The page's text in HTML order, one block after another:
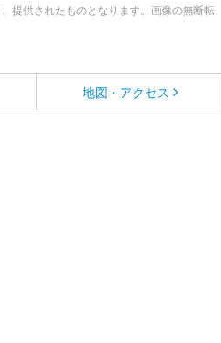
提供されたものとなります。画像の無断転
地図・アクセス